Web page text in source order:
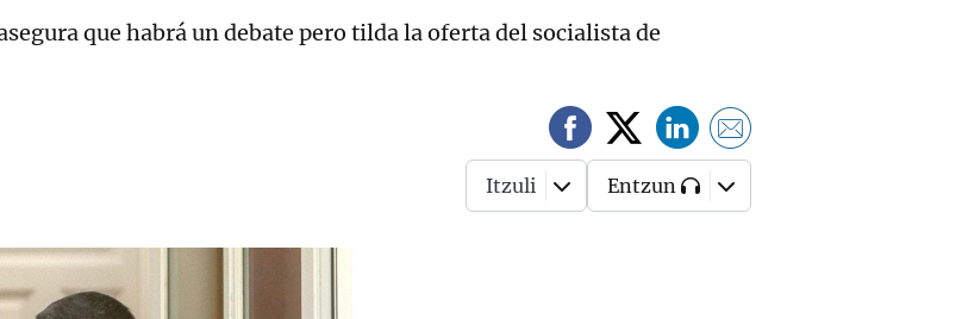
que habrá un debate pero tilda la oferta del socialista de
Itzuli Entzun